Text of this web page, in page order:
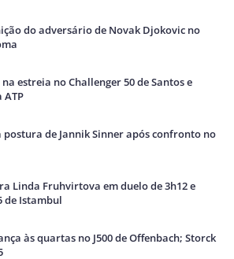
do adversário de Novak Djokovic no
estreia no Challenger 50 de Santos e
ATP
postura de Jannik Sinner após confronto no
Linda Fruhvirtova em duelo de 3h12 e
de Istambul
às quartas no J500 de Offenbach; Storck